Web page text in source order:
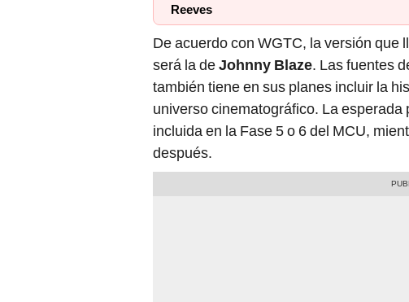
Reeves
De acuerdo con WGTC, la versión que
será la deJohnny Blaze. Las fuentes
también tiene en sus planes incluir la
universo cinematográfico. La esperada
incluida en la Fase 5 o 6 del MCU,
después.